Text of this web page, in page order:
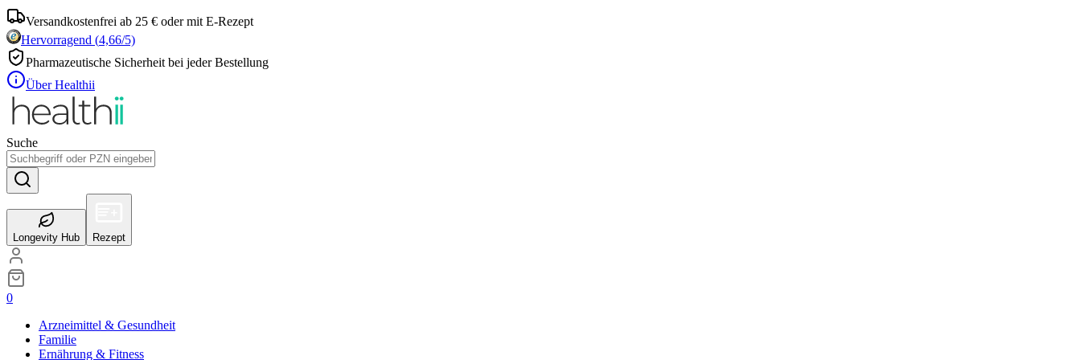
Versandkostenfrei ab 25 € oder mit E-Rezept
Hervorragend (4,66/5)
Pharmazeutische Sicherheit bei jeder Bestellung
Über Healthii
Suche
Longevity Hub Rezept
0
Arzneimittel & Gesundheit
Familie
Ernährung & Fitness